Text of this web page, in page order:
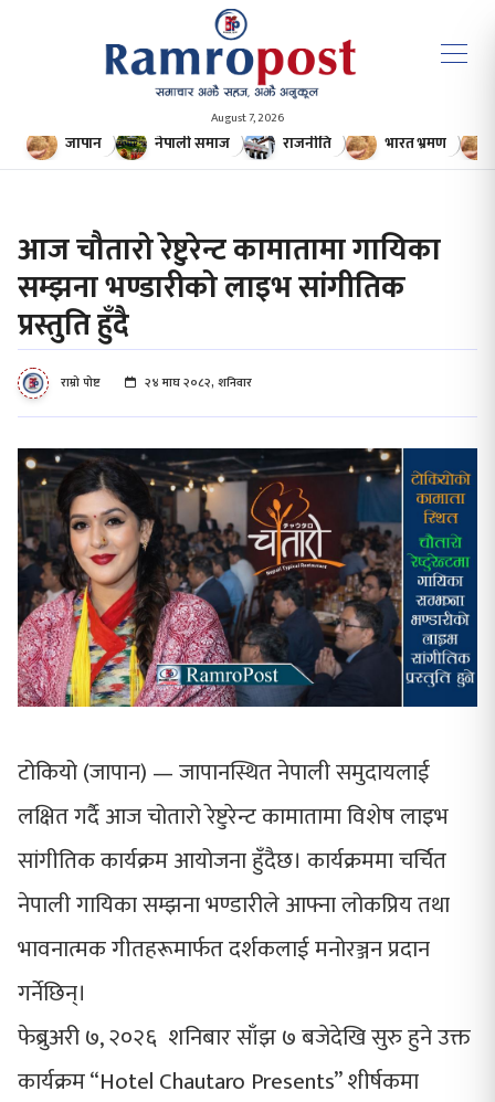
August 7, 2026
जापान नेपाली समाज राजनीति भारत भ्रमण
आज चौतारो रेष्टुरेन्ट कामातामा गायिका
सम्झना भण्डारीको लाइभ सांगीतिक
प्रस्तुति हुँदै
राम्रो पोष्ट २४ माघ २०८२, शनिवार
टोकियो (जापान) — जापानस्थित नेपाली समुदायलाई
लक्षित गर्दै आज चोतारो रेष्टुरेन्ट कामातामा विशेष लाइभ
सांगीतिक कार्यक्रम आयोजना हुँदैछ। कार्यक्रममा चर्चित
नेपाली गायिका सम्झना भण्डारीले आफ्ना लोकप्रिय तथा
भावनात्मक गीतहरूमार्फत दर्शकलाई मनोरञ्जन प्रदान
गर्नेछिन्।
फेब्रुअरी ७, २०२६ शनिबार साँझ ७ बजेदेखि सुरु हुने उक्त
कार्यक्रम “Hotel Chautaro Presents” शीर्षकमा